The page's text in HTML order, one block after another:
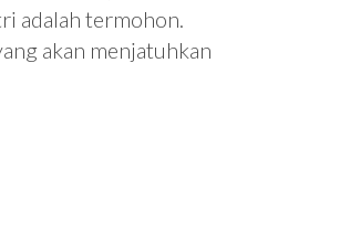
adalah termohon.
akan menjatuhkan